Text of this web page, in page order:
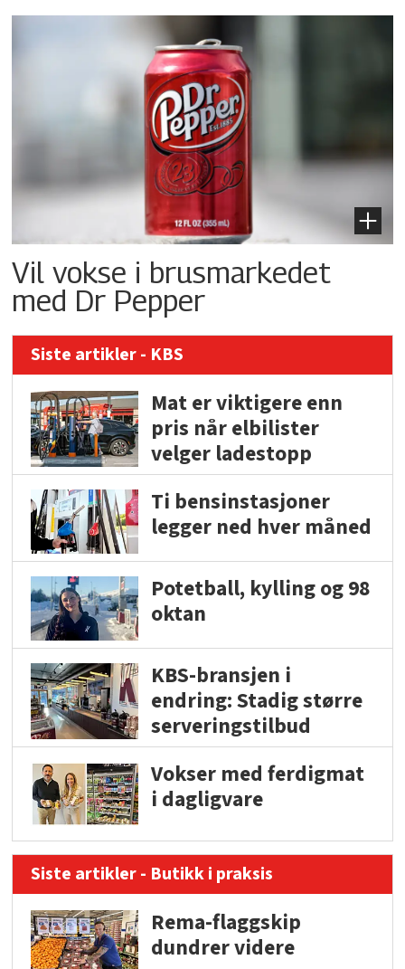
Vil vokse i brusmarkedet
med Dr Pepper
Siste artikler - KBS
Mat er viktigere enn
pris når elbilister
velger ladestopp
Ti bensinstasjoner
legger ned hver måned
Potetball, kylling og 98
oktan
KBS-bransjen i
endring: Stadig større
serveringstilbud
Vokser med ferdigmat
i dagligvare
Siste artikler - Butikk i praksis
Rema-flaggskip
dundrer videre